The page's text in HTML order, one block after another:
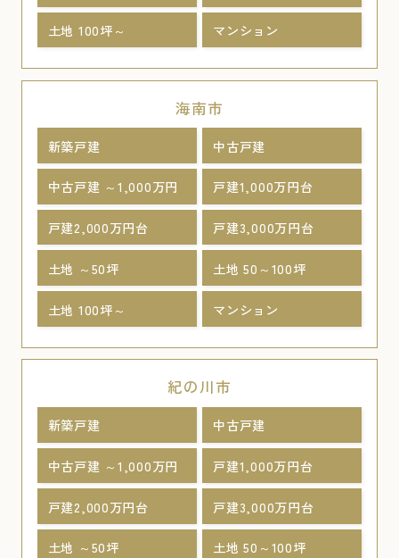
土地 100坪～ マンション
海南市
新築戸建 中古戸建
中古戸建 ～1,000万円 戸建1,000万円台
戸建2,000万円台 戸建3,000万円台
土地 ～50坪 土地 50～100坪
土地 100坪～ マンション
紀の川市
新築戸建 中古戸建
中古戸建 ～1,000万円 戸建1,000万円台
戸建2,000万円台 戸建3,000万円台
土地 ～50坪 土地 50～100坪